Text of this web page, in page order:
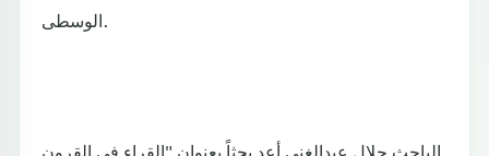
الوسطى.
الباحث جلال عبدالغني أعد بحثاً بعنوان "القراء في القرون